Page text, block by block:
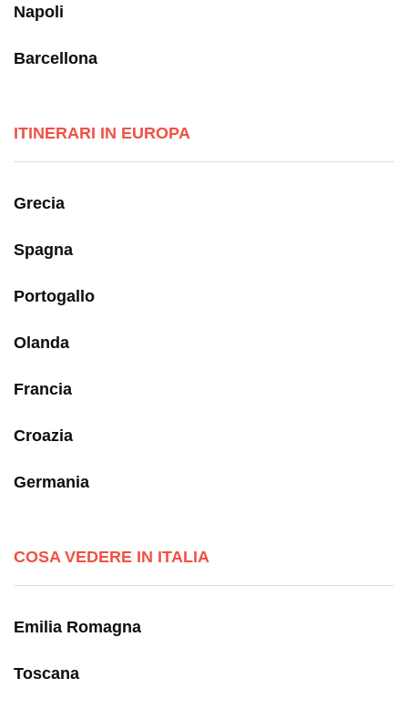
Napoli
Barcellona
ITINERARI IN EUROPA
Grecia
Spagna
Portogallo
Olanda
Francia
Croazia
Germania
COSA VEDERE IN ITALIA
Emilia Romagna
Toscana